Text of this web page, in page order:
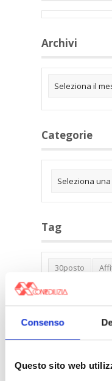
Consenso
Questo sito web
Archivi
Categorie
Tag
30posto
Assemblea
Bilocali
Buon Senso
Case Pubbliche